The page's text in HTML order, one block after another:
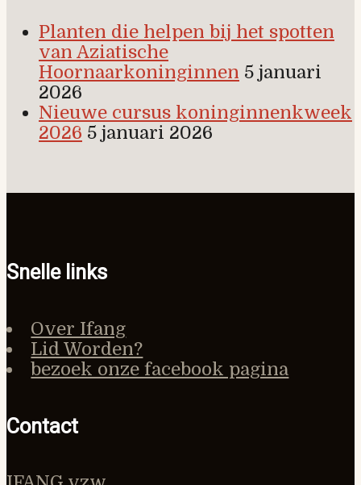
Planten die helpen bij het spotten
van Aziatische
Hoornaarkoninginnen 5 januari
2026
Nieuwe cursus koninginnenkweek
2026 5 januari 2026
Snelle links
Over Ifang
Lid Worden?
bezoek onze facebook pagina
Contact